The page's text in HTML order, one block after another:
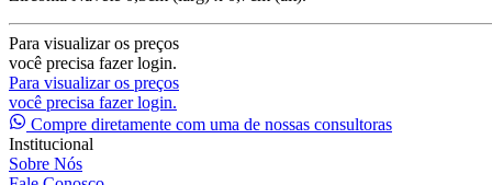
Para visualizar os preços
você precisa fazer login.
Para visualizar os preços
você precisa fazer login.
Compre diretamente com uma de nossas consultoras
Institucional
Sobre Nós